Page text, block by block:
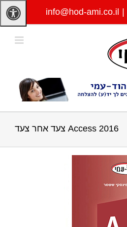
|
info@hod-ami.co.il
Access 2016 צעד אחר צעד